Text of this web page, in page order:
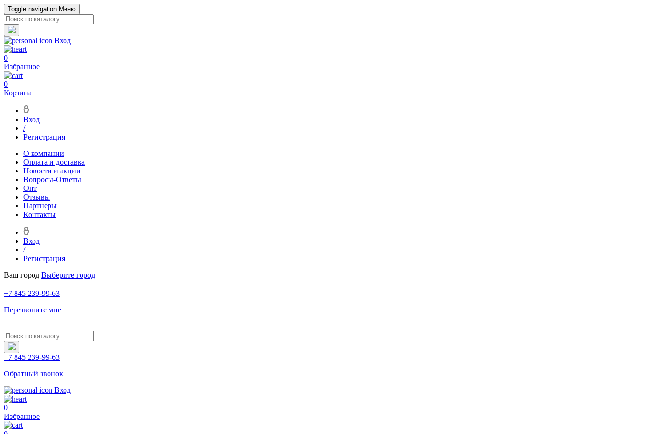
Toggle navigation Меню
Вход
0
Избранное
0
Корзина
Вход
/
Регистрация
О компании
Оплата и доставка
Новости и акции
Вопросы-Ответы
Опт
Отзывы
Партнеры
Контакты
Вход
/
Регистрация
Ваш город Выберите город
+7 845 239-99-63
Перезвоните мне
+7 845 239-99-63
Обратный звонок
Вход
0
Избранное